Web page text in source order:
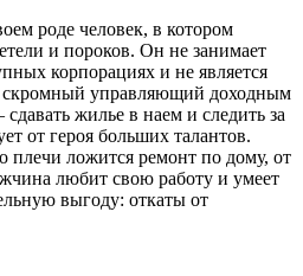
роде человек, в котором
и пороков. Он не занимает
корпорациях и не является
скромный управляющий доходным
жилье в наем и следить за
от героя больших талантов.
плечи ложится ремонт по дому, от
любит свою работу и умеет
выгоду: откаты от